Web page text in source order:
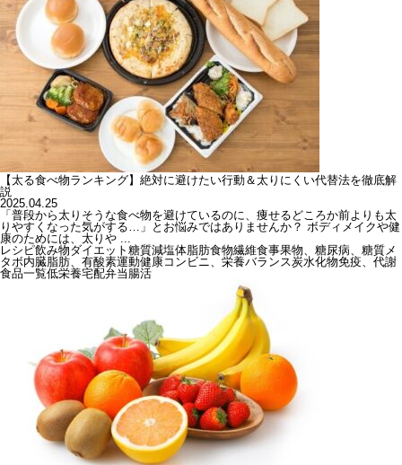
【太る食べ物ランキング】絶対に避けたい行動＆太りにくい代替法を徹底解
説
2025.04.25
「普段から太りそうな食べ物を避けているのに、痩せるどころか前よりも太
りやすくなった気がする…」とお悩みではありませんか？ ボディメイクや健
康のためには、太りや ...
レシピ飲み物ダイエット 糖質減塩体脂肪食物繊維食事果物、糖尿病、糖質メ
タボ内臓脂肪、有酸素運動健康コンビニ、栄養バランス炭水化物免疫、代謝
食品一覧低栄養宅配弁当 腸活